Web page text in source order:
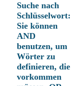
Suche nach
Schlüsselwort:
Sie können
AND
benutzen, um
Wörter zu
definieren, die
vorkommen